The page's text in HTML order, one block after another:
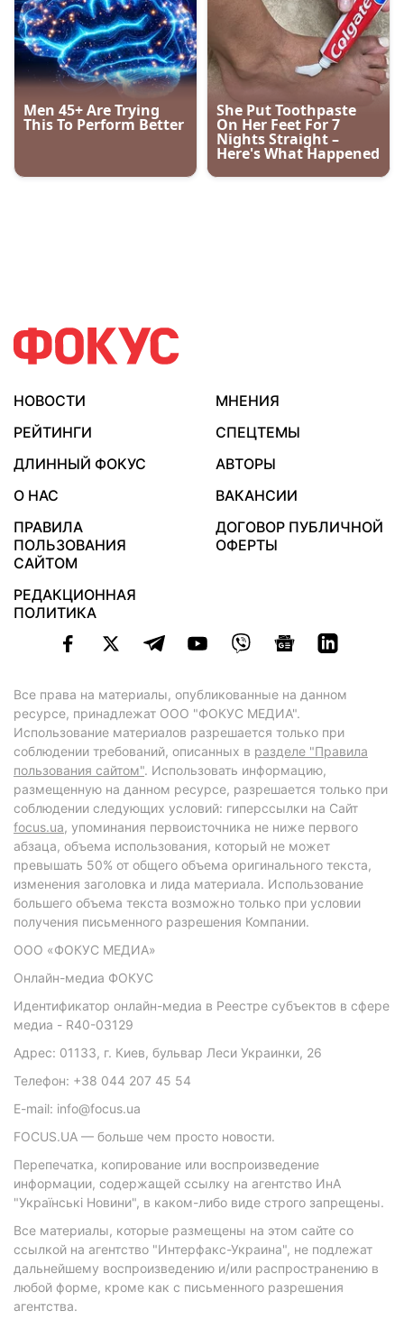
НОВОСТИ
МНЕНИЯ
РЕЙТИНГИ
СПЕЦТЕМЫ
ДЛИННЫЙ ФОКУС
АВТОРЫ
О НАС
ВАКАНСИИ
ПРАВИЛА
ПОЛЬЗОВАНИЯ
САЙТОМ
ДОГОВОР ПУБЛИЧНОЙ
ОФЕРТЫ
РЕДАКЦИОННАЯ
ПОЛИТИКА
Все права на материалы, опубликованные на данном
ресурсе, принадлежат ООО "ФОКУС МЕДИА".
Использование материалов разрешается только при
соблюдении требований, описанных в разделе "Правила
пользования сайтом". Использовать информацию,
размещенную на данном ресурсе, разрешается только при
соблюдении следующих условий: гиперссылки на Сайт
focus.ua, упоминания первоисточника не ниже первого
абзаца, объема использования, который не может
превышать 50% от общего объема оригинального текста,
изменения заголовка и лида материала. Использование
большего объема текста возможно только при условии
получения письменного разрешения Компании.
ООО «ФОКУС МЕДИА»
Онлайн-медиа ФОКУС
Идентификатор онлайн-медиа в Реестре субъектов в сфере
медиа - R40-03129
Адрес: 01133, г. Киев, бульвар Леси Украинки, 26
Телефон: +38 044 207 45 54
E-mail: info@focus.ua
FOCUS.UA — больше чем просто новости.
Перепечатка, копирование или воспроизведение
информации, содержащей ссылку на агентство ИнА
"Українські Новини", в каком-либо виде строго запрещены.
Все материалы, которые размещены на этом сайте со
ссылкой на агентство "Интерфакс-Украина", не подлежат
дальнейшему воспроизведению и/или распространению в
любой форме, кроме как с письменного разрешения
агентства.